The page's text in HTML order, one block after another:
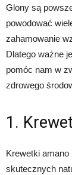
Glony są
powodować
zahamowanie
Dlatego ważne
pomóc nam w
zdrowego
1.
Krewetki amano
skutecznych